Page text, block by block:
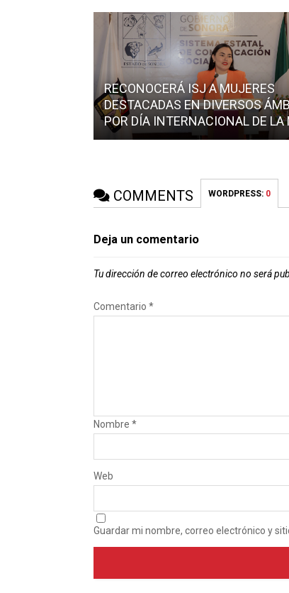
RECONOCERÁ ISJ A MUJERES
DESTACADAS EN DIVERSOS
POR DÍA INTERNACIONAL DE LA
COMMENTS WORDPRESS: 0
Deja un comentario
Tu dirección de correo electrónico no será
Comentario *
Nombre *
Web
Guardar mi nombre, correo electrónico y